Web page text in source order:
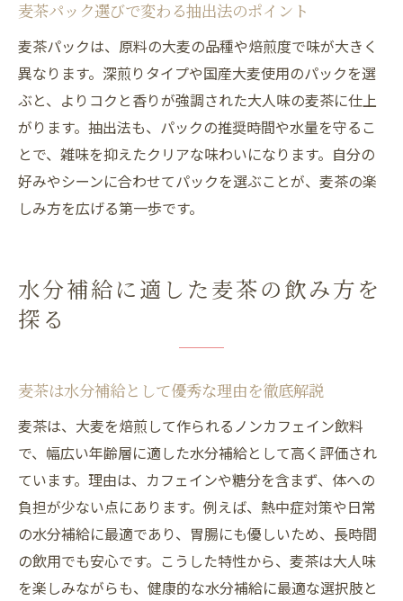
麦茶パック選びで変わる抽出法のポイント
麦茶パックは、原料の大麦の品種や焙煎度で味が大きく
異なります。深煎りタイプや国産大麦使用のパックを選
ぶと、よりコクと香りが強調された大人味の麦茶に仕上
がります。抽出法も、パックの推奨時間や水量を守るこ
とで、雑味を抑えたクリアな味わいになります。自分の
好みやシーンに合わせてパックを選ぶことが、麦茶の楽
しみ方を広げる第一歩です。
水分補給に適した麦茶の飲み方を
探る
麦茶は水分補給として優秀な理由を徹底解説
麦茶は、大麦を焙煎して作られるノンカフェイン飲料
で、幅広い年齢層に適した水分補給として高く評価され
ています。理由は、カフェインや糖分を含まず、体への
負担が少ない点にあります。例えば、熱中症対策や日常
の水分補給に最適であり、胃腸にも優しいため、長時間
の飲用でも安心です。こうした特性から、麦茶は大人味
を楽しみながらも、健康的な水分補給に最適な選択肢と